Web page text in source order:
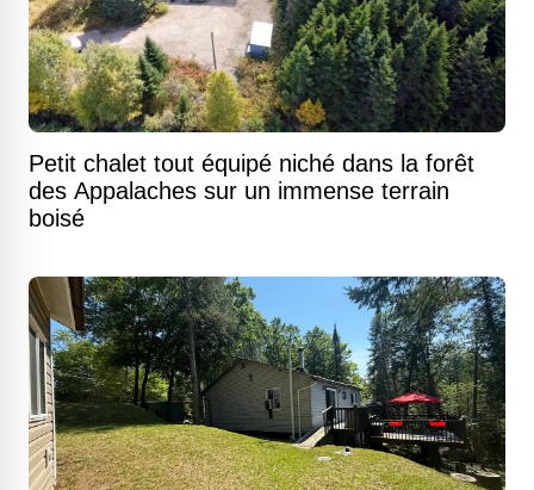
Petit chalet tout équipé niché dans la forêt
des Appalaches sur un immense terrain
boisé